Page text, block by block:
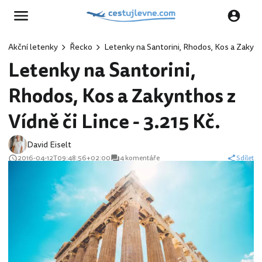
Akční letenky Řecko Letenky na Santorini, Rhodos, Kos a
Letenky na Santorini,
Rhodos, Kos a Zakynthos z
Vídně či Lince - 3.215 Kč.
David Eiselt
2016-04-12T09:48:56+02:00 4 komentáře Sdílet